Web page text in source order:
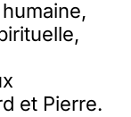
et Pierre.